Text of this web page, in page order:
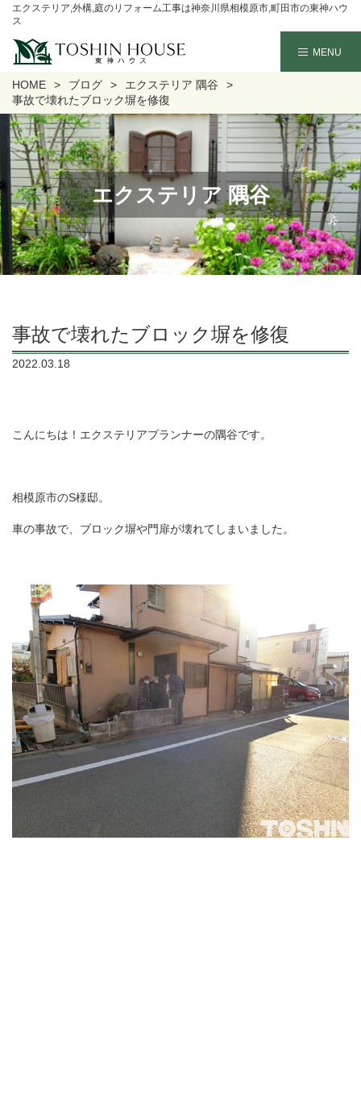
エクステリア,外構,庭のリフォーム工事は神奈川県相模原市,町田市の東神ハウ
ス
HOME ブログ
エクステリア 隅谷
事故で壊れたブロック塀を修復
エクステリア 隅谷
事故で壊れたブロック塀を修復
2022.03.18
こんにちは！エクステリアプランナーの隅谷です。
相模原市のS様邸。
車の事故で、ブロック塀や門扉が壊れてしまいました。